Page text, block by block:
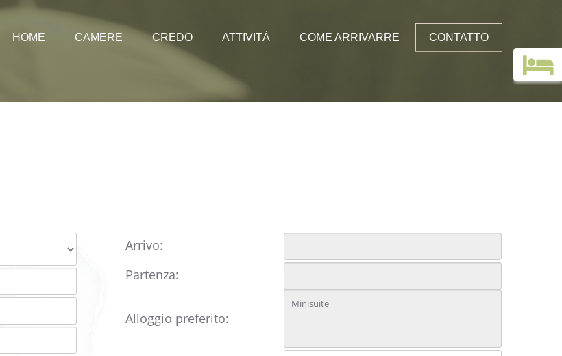
HOME CAMERE CREDO ATTIVITÀ COME ARRIVARRE CONTATTO
Arrivo:
Partenza:
Alloggio preferito: